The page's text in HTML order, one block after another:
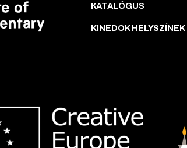
KATALÓGUS
KINEDOK HELYSZÍNEK